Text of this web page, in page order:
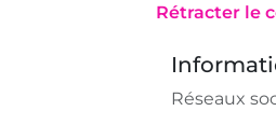
Rétracter le
Réseaux